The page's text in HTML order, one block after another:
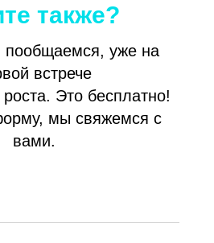
также?
пообщаемся, уже на
встрече
Это бесплатно!
мы свяжемся с
вами.